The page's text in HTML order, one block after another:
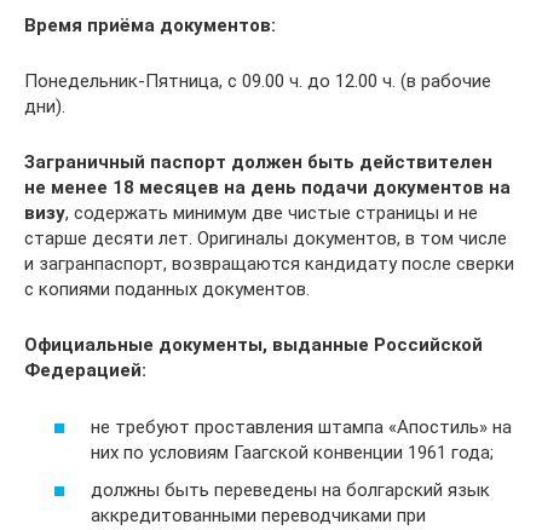
Время приёма документов:
Понедельник-Пятница, с 09.00 ч. до 12.00 ч. (в рабочие
дни).
Заграничный паспорт должен быть действителен
не менее 18 месяцев на день подачи документов на
визу, содержать минимум две чистые страницы и не
старше десяти лет. Оригиналы документов, в том числе
и загранпаспорт, возвращаются кандидату после сверки
с копиями поданных документов.
Официальные документы, выданные Российской
Федерацией:
не требуют проставления штампа «Апостиль» на
них по условиям Гаагской конвенции 1961 года;
должны быть переведены на болгарский язык
аккредитованными переводчиками при